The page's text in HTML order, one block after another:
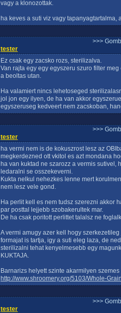
vagy a klonozottak.
ha keves a suti viz vagy tapanyagtartalma,
>>>
tester
Ez csak egy zacsko rozs, sterilizalva.
Van rajta egy egy egyszeru szuro filter
a beoltas utan.
Ha valamiert nincs lehetoseged
jol jon egy ilyen, de ha van akkor
egyszeruseg kedveert nem zacskoban,
>>>
tester
ha vermi nem is de kokuszrost lesz az
megkerdezned ott vkitol es azt mondana
ha van kuktad ne szarozz a vermis
ledaralni se osszekeverni.
Kukta nelkul nehezkes lenne mert
nem lesz vele gond.
Ha perlit kell es nem tudsz szerezni akkor
par posttal lejjebb szobakerultek mar.
De ha csak poritott perlittet talalsz ne
A vermi amugy azer kell hogy
formajat is tartja, igy a suti eleg laza, de
sterilizalni tehat kenyelmesebb egy
KUKTAJA.
Barnarizs helyett szinte akarmilyen
http://www.shroomery.org/5103/Whole-
>>>
tester